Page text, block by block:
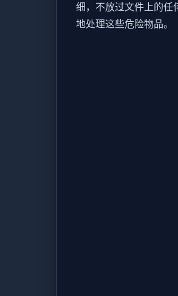
细，不放过文件上的任
地处理这些危险物品。